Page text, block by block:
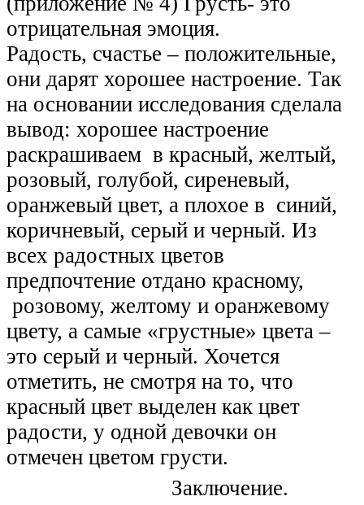
отрицательная эмоция.
Радость, счастье – положительные,
они дарят хорошее настроение. Так
на основании исследования сделала
вывод: хорошее настроение
раскрашиваем в красный, желтый,
розовый, голубой, сиреневый,
оранжевый цвет, а плохое в синий,
коричневый, серый и черный. Из
всех радостных цветов
предпочтение отдано красному,
розовому, желтому и оранжевому
цвету, а самые «грустные» цвета –
это серый и черный. Хочется
отметить, не смотря на то, что
красный цвет выделен как цвет
радости, у одной девочки он
отмечен цветом грусти.
Заключение.